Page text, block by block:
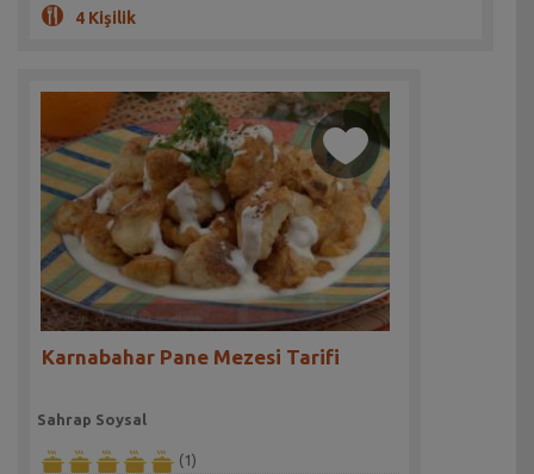
4 Kişilik
Karnabahar Pane Mezesi Tarifi
Sahrap Soysal
(1)